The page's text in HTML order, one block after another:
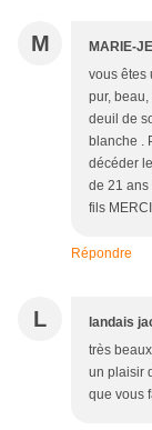
M MARIE-
vous êtes
pur,
deuil de
blanche .
décéder
de 21 ans
fils
Répondre
L landais
très
un plaisir
que vous